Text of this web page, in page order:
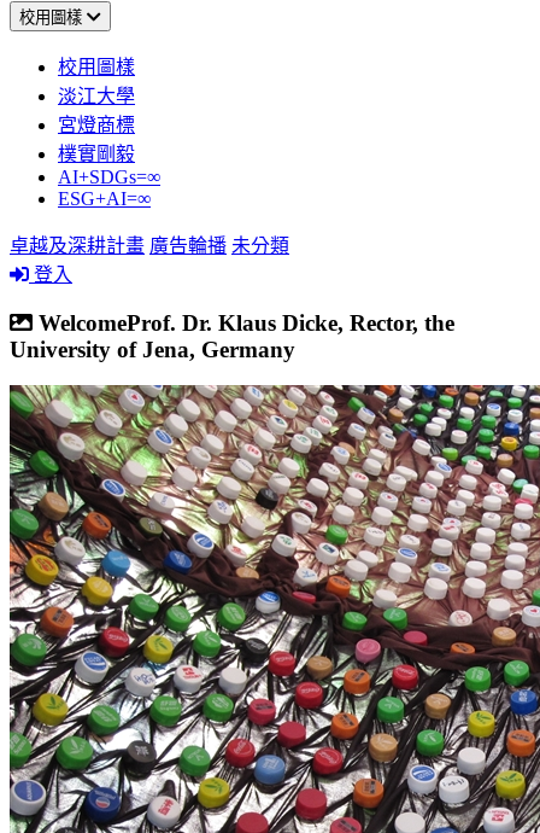
校用圖樣
校用圖樣
淡江大學
宮燈商標
樸實剛毅
AI+SDGs=∞
ESG+AI=∞
卓越及深耕計畫 廣告輪播 未分類
登入
WelcomeProf. Dr. Klaus Dicke, Rector, the
University of Jena, Germany